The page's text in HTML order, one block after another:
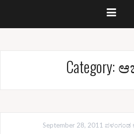
Category:
September 28, 2011 ಪಳಂಗಂಡ